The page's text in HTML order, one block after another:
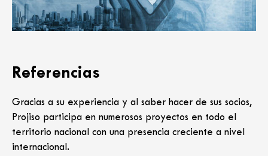
Referencias
Gracias a su experiencia y al saber hacer de sus socios,
Projiso participa en numerosos proyectos en todo el
territorio nacional con una presencia creciente a nivel
internacional.